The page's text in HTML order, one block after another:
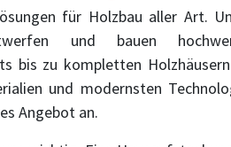
für Holzbau aller Art.
und bauen
bis zu kompletten
und modernsten
Angebot an.